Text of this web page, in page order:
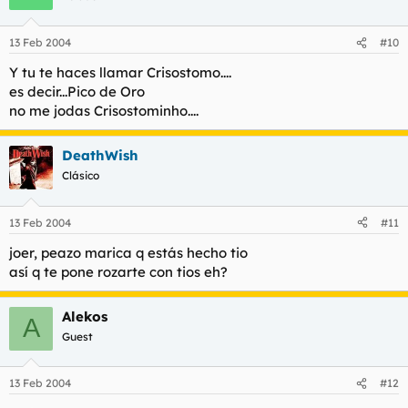
13 Feb 2004 #10
Y tu te haces llamar Crisostomo....
es decir...Pico de Oro
no me jodas Crisostominho....
DeathWish
Clásico
13 Feb 2004 #11
joer, peazo marica q estás hecho tio
así q te pone rozarte con tios eh?
A Alekos
Guest
13 Feb 2004 #12